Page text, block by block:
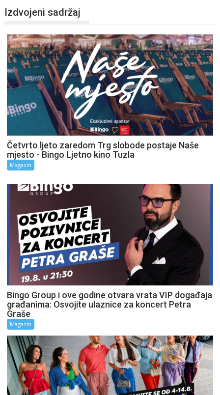
Izdvojeni sadržaj
Četvrto ljeto zaredom Trg slobode postaje Naše
mjesto - Bingo Ljetno kino Tuzla
Magazin
Bingo Group i ove godine otvara vrata VIP događaja
građanima: Osvojite ulaznice za koncert Petra
Graše
Magazin